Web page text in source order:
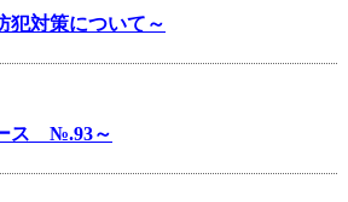
犯対策について～
ス №.93～